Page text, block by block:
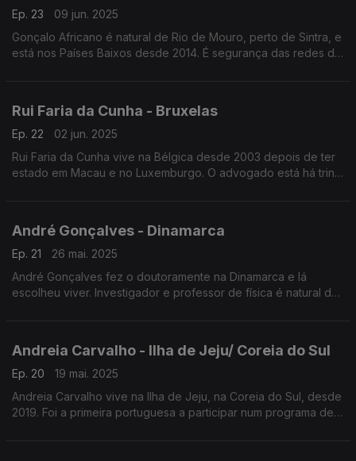
Ep. 23
09 jun. 2025
Gonçalo Africano é natural de Rio de Mouro, perto de Sintra, e
está nos Países Baixos desde 2014. É segurança das redes de
Rui Faria da Cunha - Bruxelas
Ep. 22
02 jun. 2025
Rui Faria da Cunha vive na Bélgica desde 2003 depois de ter
estado em Macau e no Luxemburgo. O advogado está há trinta
André Gonçalves - Dinamarca
Ep. 21
26 mai. 2025
André Gonçalves fez o doutoramente na Dinamarca e lá
escolheu viver. Investigador e professor de física é natural de
Andreia Carvalho - Ilha de Jeju/ Coreia do Sul
Ep. 20
19 mai. 2025
Andreia Carvalho vive na Ilha de Jeju, na Coreia do Sul, desde
2019. Foi a primeira portuguesa a participar num programa de